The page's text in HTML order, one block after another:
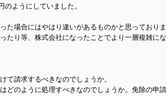
ようにしていました。
た場合にはやはり違いがあるものかと思っておりま
たり等、株式会社になったことでより一層複雑にな
て請求するべきなのでしょうか。
どのように処理すべきなのでしょうか。免除の申請